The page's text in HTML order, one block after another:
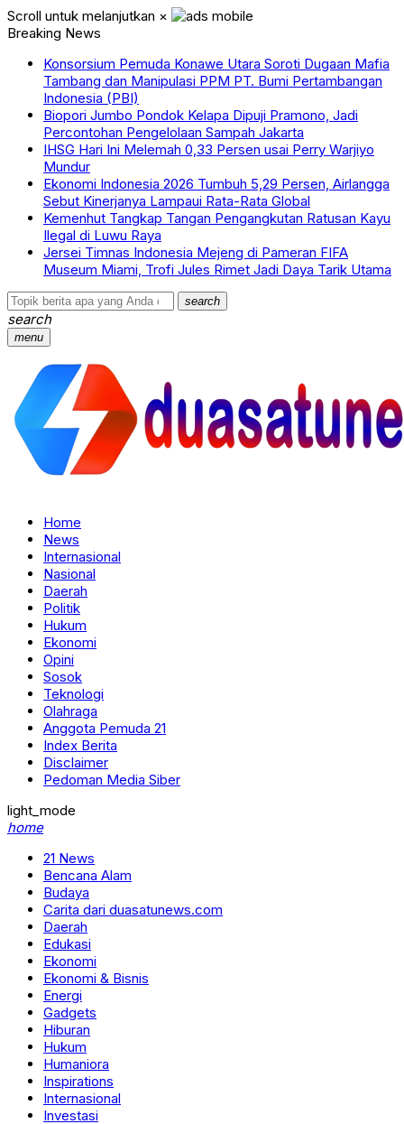
Scroll untuk melanjutkan ×
Breaking News
Konsorsium Pemuda Konawe Utara Soroti Dugaan Mafia
Tambang dan Manipulasi PPM PT. Bumi Pertambangan
Indonesia (PBI)
Biopori Jumbo Pondok Kelapa Dipuji Pramono, Jadi
Percontohan Pengelolaan Sampah Jakarta
IHSG Hari Ini Melemah 0,33 Persen usai Perry Warjiyo
Mundur
Ekonomi Indonesia 2026 Tumbuh 5,29 Persen, Airlangga
Sebut Kinerjanya Lampaui Rata-Rata Global
Kemenhut Tangkap Tangan Pengangkutan Ratusan Kayu
Ilegal di Luwu Raya
Jersei Timnas Indonesia Mejeng di Pameran FIFA
Museum Miami, Trofi Jules Rimet Jadi Daya Tarik Utama
search
search
menu
Home
News
Internasional
Nasional
Daerah
Politik
Hukum
Ekonomi
Opini
Sosok
Teknologi
Olahraga
Anggota Pemuda 21
Index Berita
Disclaimer
Pedoman Media Siber
light_mode
home
21 News
Bencana Alam
Budaya
Carita dari duasatunews.com
Daerah
Edukasi
Ekonomi
Ekonomi & Bisnis
Energi
Gadgets
Hiburan
Hukum
Humaniora
Inspirations
Internasional
Investasi